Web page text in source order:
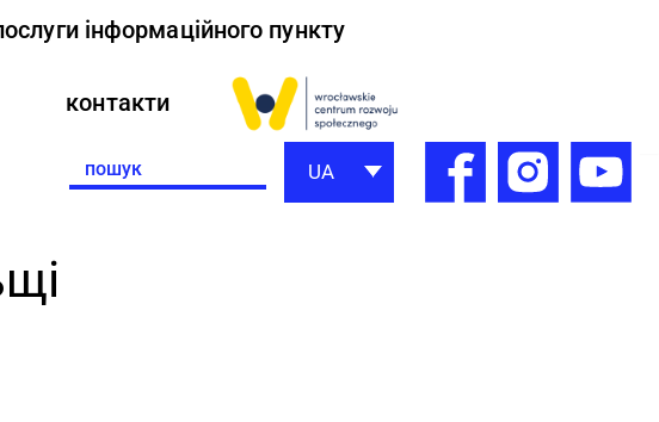
інформаційного пункту
контакти
Search
for:
UA